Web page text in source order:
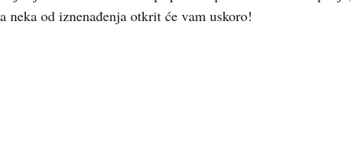
a neka od iznenađenja otkrit će vam uskoro!